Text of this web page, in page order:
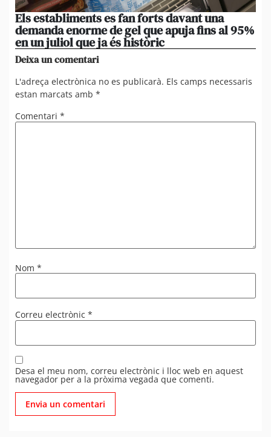
Els establiments es fan forts davant una
demanda enorme de gel que apuja fins al 95%
en un juliol que ja és històric
Deixa un comentari
L'adreça electrònica no es publicarà. Els camps necessaris
estan marcats amb *
Comentari *
Nom *
Correu electrònic *
Desa el meu nom, correu electrònic i lloc web en aquest
navegador per a la pròxima vegada que comenti.